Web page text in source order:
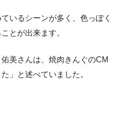
いるシーンが多く、色っぽく
とが出来ます。
美さんは、焼肉きんぐのCM
」と述べていました。